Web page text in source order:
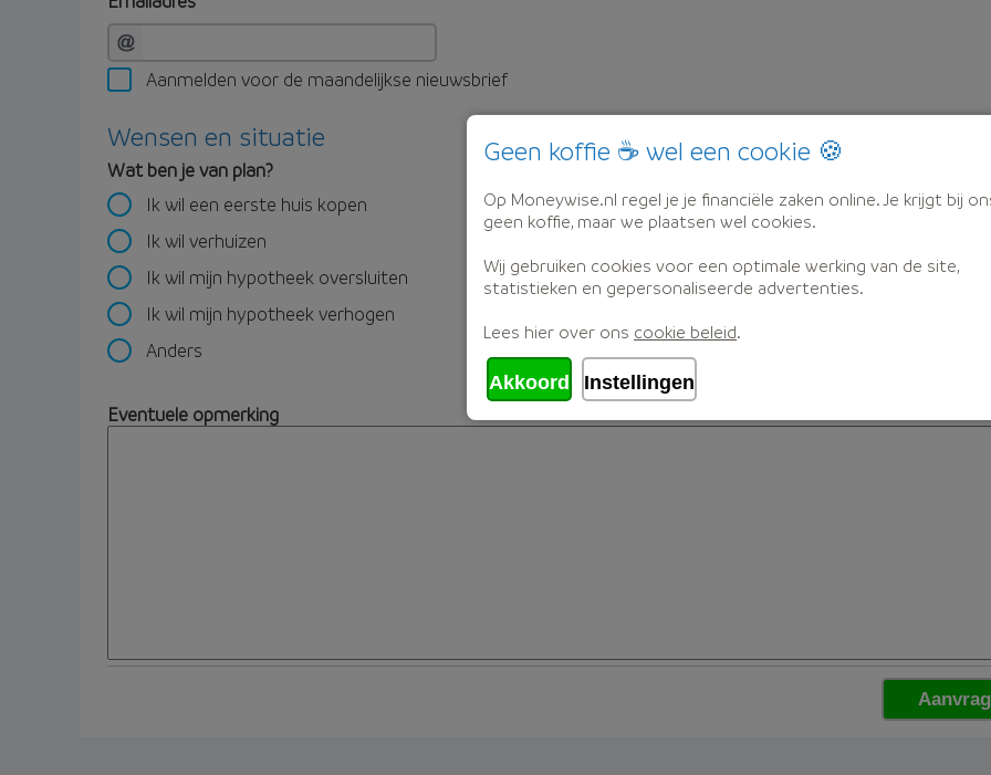
Aanmelden voor de maandelijkse nieuwsbrief
Wensen en situatie
Wat ben je van plan?
Ik wil een eerste huis kopen
Ik wil verhuizen
Ik wil mijn hypotheek oversluiten
Ik wil mijn hypotheek verhogen
Anders
Eventuele opmerking
Geen koffie ☕ wel een cookie 🍪
Op Moneywise.nl regel je je financiële zaken online. Je krijgt bij
geen koffie, maar we plaatsen wel cookies.
Wij gebruiken cookies voor een optimale werking van de site,
statistieken en gepersonaliseerde advertenties.
Lees hier over ons cookie beleid.
Akkoord Instellingen